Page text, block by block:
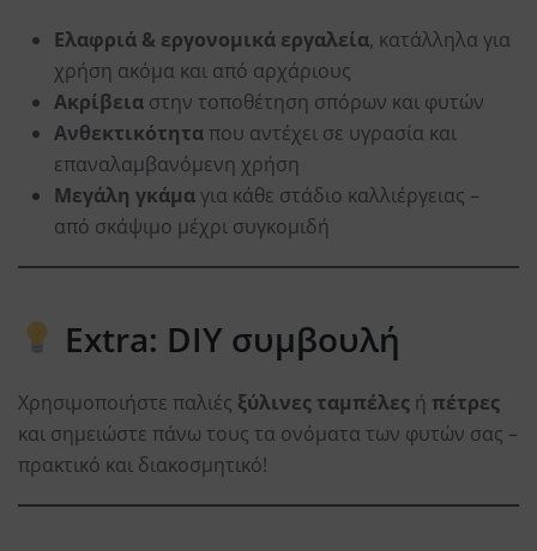
Ελαφριά & εργονομικά εργαλεία, κατάλληλα για
χρήση ακόμα και από αρχάριους
Ακρίβεια στην τοποθέτηση σπόρων και φυτών
Ανθεκτικότηταπου αντέχει σε υγρασία και
επαναλαμβανόμενη χρήση
Μεγάλη γκάμαγια κάθε στάδιο καλλιέργειας –
από σκάψιμο μέχρι συγκομιδή
Extra: DIY συμβουλή
Χρησιμοποιήστε παλιές ξύλινες ταμπέλες ή πέτρες
και σημειώστε πάνω τους τα ονόματα των φυτών σας –
πρακτικό και διακοσμητικό!